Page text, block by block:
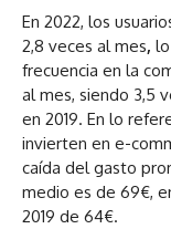
En 2022, los
2,8 veces al mes,
frecuencia en la
al mes, siendo 3,5
en 2019. En lo
invierten en e-
caída del gasto
medio es de 69€,
2019 de 64€.